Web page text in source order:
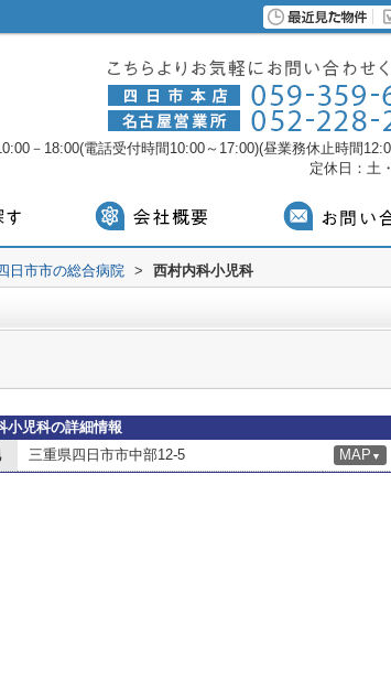
－18:00(電話受付時間10:00～17:00)(昼業務休止時間
定休日：土
日市市の総合病院 > 西村内科小児科
小児科の詳細情報
三重県四日市市中部12-5 MAP ▼